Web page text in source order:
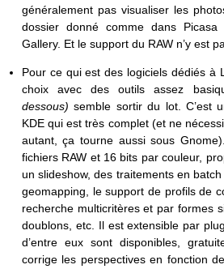
généralement pas visualiser les
dossier donné comme dans
Gallery. Et le support du RAW n’y est
Pour ce qui est des logiciels dédiés à
choix avec des outils assez
dessous)semble sortir du lot. C’est
KDE qui est très complet (et ne
autant, ça tourne aussi sous
fichiers RAW et 16 bits par couleur,
un slideshow, des traitements en
geomapping, le support de profils de
recherche multicritères et par formes
doublons, etc. Il est extensible par
d’entre eux sont disponibles,
corrige les perspectives en fonction